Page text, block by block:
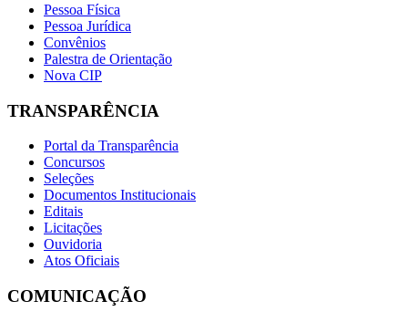
Pessoa Física
Pessoa Jurídica
Convênios
Palestra de Orientação
Nova CIP
TRANSPARÊNCIA
Portal da Transparência
Concursos
Seleções
Documentos Institucionais
Editais
Licitações
Ouvidoria
Atos Oficiais
COMUNICAÇÃO